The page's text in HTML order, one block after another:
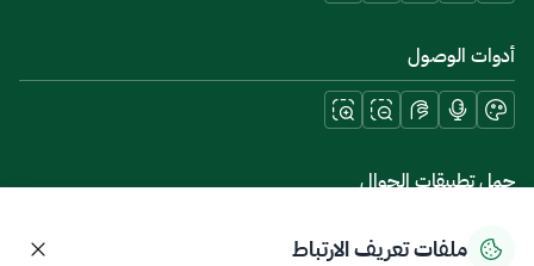
أدوات الوصول
حمل تطبيقات الجوال
ملفات تعريف الارتباط